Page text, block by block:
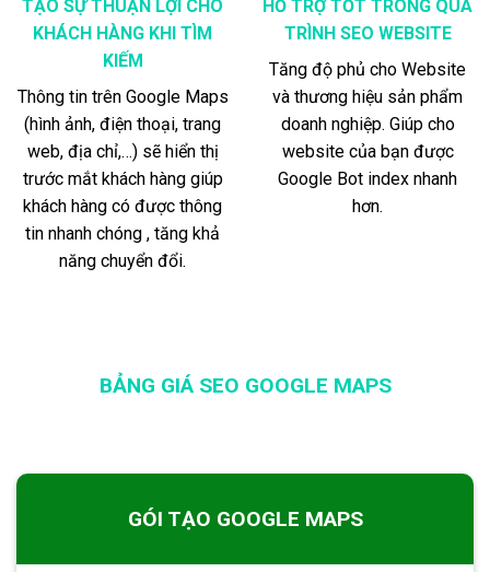
TẠO SỰ THUẬN LỢI CHO
KHÁCH HÀNG KHI TÌM
KIẾM
Thông tin trên Google Maps
(hình ảnh, điện thoại, trang
web, địa chỉ,…) sẽ hiển thị
trước mắt khách hàng giúp
khách hàng có được thông
tin nhanh chóng , tăng khả
năng chuyển đổi.
HỖ TRỢ TỐT TRONG QUÁ
TRÌNH SEO WEBSITE
Tăng độ phủ cho Website
và thương hiệu sản phẩm
doanh nghiệp. Giúp cho
website của bạn được
Google Bot index nhanh
hơn.
BẢNG GIÁ SEO GOOGLE MAPS
GÓI TẠO GOOGLE MAPS